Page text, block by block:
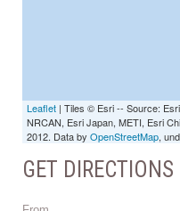
Leaflet | Tiles © Esri -- Source:
NRCAN, Esri Japan, METI, Esri
2012. Data by OpenStreetMap,
GET DIRECTIONS